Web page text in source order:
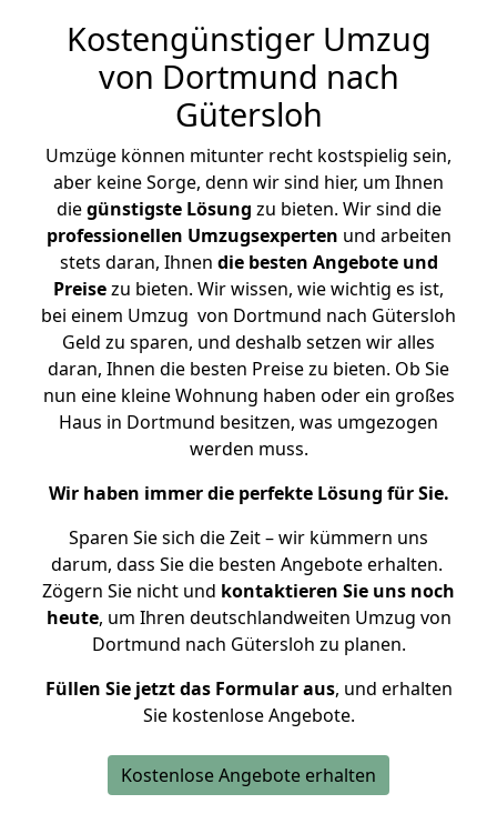
Kostengünstiger Umzug
von Dortmund nach
Gütersloh
Umzüge können mitunter recht kostspielig sein,
aber keine Sorge, denn wir sind hier, um Ihnen
diegünstigste Lösung zu bieten. Wir sind die
professionellen Umzugsexperten und arbeiten
stets daran, Ihnen die besten Angebote und
Preisezu bieten. Wir wissen, wie wichtig es ist,
bei einem Umzug von Dortmund nach Gütersloh
Geld zu sparen, und deshalb setzen wir alles
daran, Ihnen die besten Preise zu bieten. Ob Sie
nun eine kleine Wohnung haben oder ein großes
Haus in Dortmund besitzen, was umgezogen
werden muss.
Wir haben immer die perfekte Lösung für Sie.
Sparen Sie sich die Zeit – wir kümmern uns
darum, dass Sie die besten Angebote erhalten.
Zögern Sie nicht und kontaktieren Sie uns noch
heute, um Ihren deutschlandweiten Umzug von
Dortmund nach Gütersloh zu planen.
Füllen Sie jetzt das Formular aus, und erhalten
Sie kostenlose Angebote.
Kostenlose Angebote erhalten